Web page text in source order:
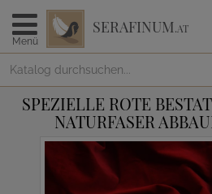
Menü
SERAFINUM.AT
SPEZIELLE ROTE
NATURFASER